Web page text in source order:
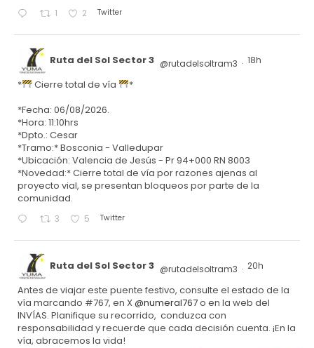
1 2 Twitter
Ruta del Sol Sector 3 @rutadelsoltram3 · 18h
* Cierre total de vía
*
*Fecha: 06/08/2026.
*Hora: 11:10hrs
*Dpto.: Cesar
*Tramo:* Bosconia - Valledupar
*Ubicación: Valencia de Jesús - Pr 94+000 RN 8003
*Novedad:* Cierre total de vía por razones ajenas al
proyecto vial, se presentan bloqueos por parte de la
comunidad.
3 5 Twitter
Ruta del Sol Sector 3 @rutadelsoltram3 · 20h
Antes de viajar este puente festivo, consulte el estado de la
vía marcando #767, en X@numeral767o en la web del
INVÍAS. Planifique su recorrido, conduzca con
responsabilidad y recuerde que cada decisión cuenta. ¡En la
vía, abracemos la vida!